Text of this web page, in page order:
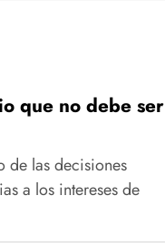
que no debe ser
de las decisiones
a los intereses de